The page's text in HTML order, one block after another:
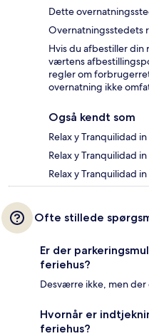
Dette
Overnatningsstedets
Hvis du afbestiller
værtens
regler om
overnatning ikke
Også kendt som
Relax y Tranquilidad
Relax y Tranquilidad
Relax y Tranquilidad
Ofte stillede
Er der
feriehus?
Desværre ikke, men
Hvornår er
feriehus?